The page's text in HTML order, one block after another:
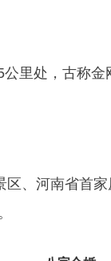
里处，古称金
区、河南省首家